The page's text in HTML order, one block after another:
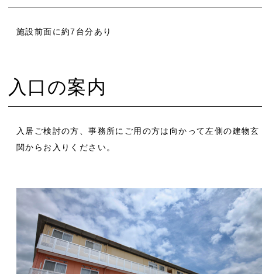
施設前面に約7台分あり
入口の案内
入居ご検討の方、事務所にご用の方は向かって左側の建物玄
関からお入りください。